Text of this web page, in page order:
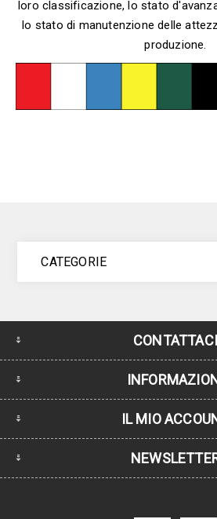
loro classificazione, lo stato
lo stato di manutenzione delle
produzione.
CATEGORIE
CONTATTACI
IL MIO